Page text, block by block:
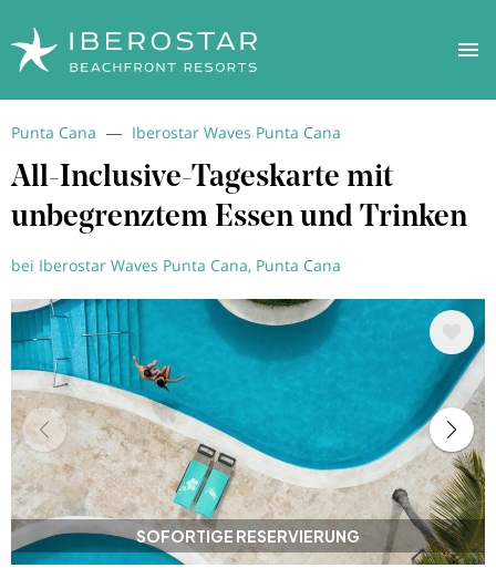
zum
Inhalt
Punta Cana Iberostar Waves Punta Cana
All-Inclusive-Tageskarte mit
unbegrenztem Essen und Trinken
bei Iberostar Waves Punta Cana, Punta Cana
Bild
SOFORTIGE RESERVIERUNG